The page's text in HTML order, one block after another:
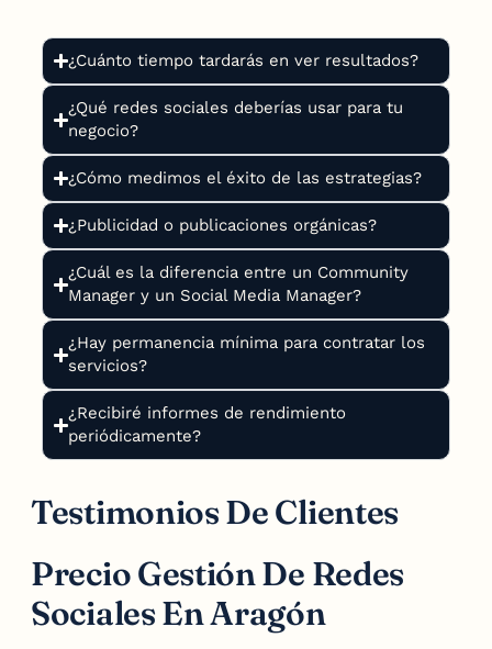
¿Cuánto tiempo tardarás en ver resultados?
¿Qué redes sociales deberías usar para tu
negocio?
¿Cómo medimos el éxito de las estrategias?
¿Publicidad o publicaciones orgánicas?
¿Cuál es la diferencia entre un Community
Manager y un Social Media Manager?
¿Hay permanencia mínima para contratar los
servicios?
¿Recibiré informes de rendimiento
periódicamente?
Testimonios De Clientes
Precio Gestión De Redes
Sociales En Aragón